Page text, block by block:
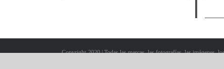
Copyright-2020 | Todas las marcas, las fotografías, las imágenes,